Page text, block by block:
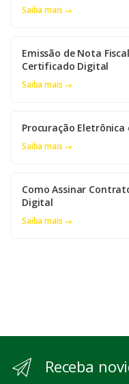
Saiba mais →
Emissão de Nota
Certificado Digital
Saiba mais →
Procuração
Saiba mais →
Como Assinar
Digital
Saiba mais →
Receba